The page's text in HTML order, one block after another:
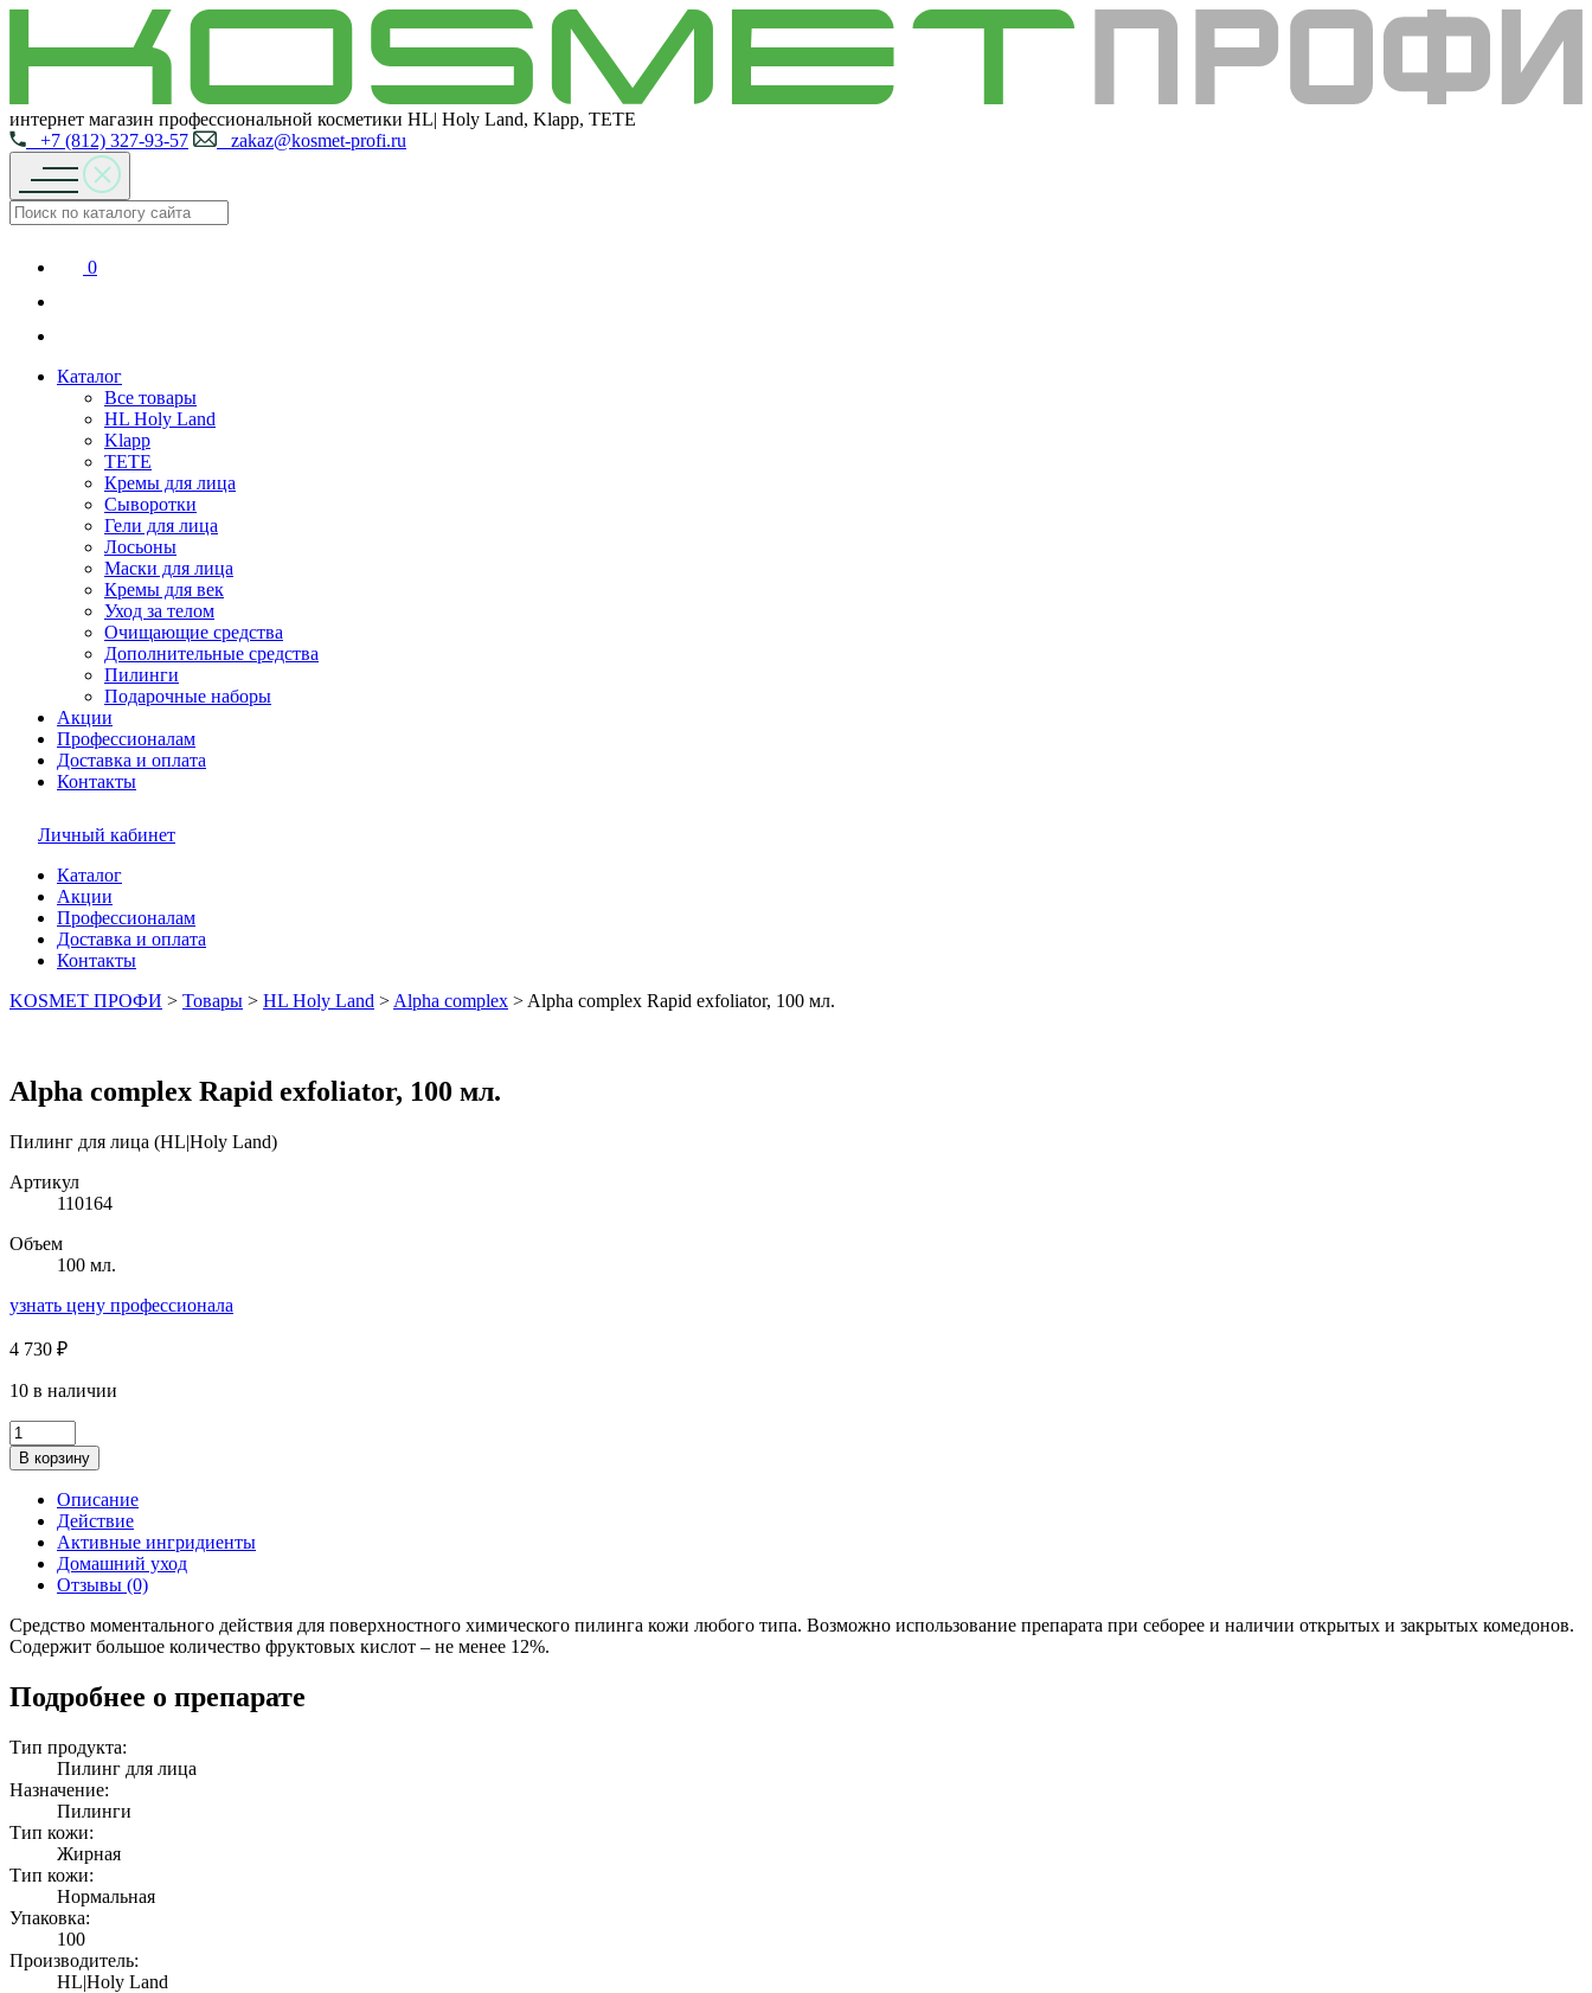
интернет магазин профессиональной косметики HL| Holy Land, Klapp, TETE
+7 (812) 327-93-57
zakaz@kosmet-profi.ru
0
Каталог
Все товары
HL Holy Land
Klapp
TETE
Кремы для лица
Сыворотки
Гели для лица
Лосьоны
Маски для лица
Кремы для век
Уход за телом
Очищающие средства
Дополнительные средства
Пилинги
Подарочные наборы
Акции
Профессионалам
Доставка и оплата
Контакты
Личный кабинет
Каталог
Акции
Профессионалам
Доставка и оплата
Контакты
KOSMET ПРОФИ > Товары > HL Holy Land > Alpha complex > Alpha complex Rapid exfoliator, 100 мл.
Alpha complex Rapid exfoliator, 100 мл.
Пилинг для лица (HL|Holy Land)
Артикул
110164
Объем
100 мл.
узнать цену профессионала
4 730 ₽
10 в наличии
Количество
товара
Alpha
complex
Rapid
exfoliator,
В корзину
Описание
Действие
Активные ингридиенты
Домашний уход
Отзывы (0)
Средство моментального действия для поверхностного химического пилинга кожи любого типа. Возможно использование препарата при себорее и наличии открытых и закрытых комедонов.
Содержит большое количество фруктовых кислот – не менее 12%.
Подробнее о препарате
Тип продукта:
Пилинг для лица
Назначение:
Пилинги
Тип кожи:
Жирная
Тип кожи:
Нормальная
Упаковка:
100
Производитель:
HL|Holy Land